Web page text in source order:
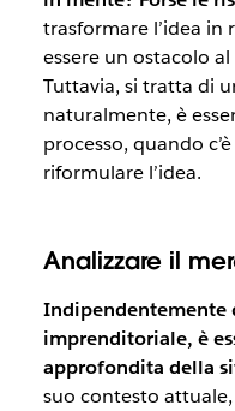
trasformare l’idea in
essere un ostacolo
Tuttavia, si tratta di
naturalmente, è
processo, quando
riformulare l’idea.
Analizzare il
Indipendentemente
imprenditoriale, è
approfondita della
suo contesto